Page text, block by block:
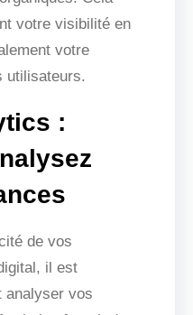
votre visibilité en
votre
utilisateurs.
:
de vos
il est
analyser vos